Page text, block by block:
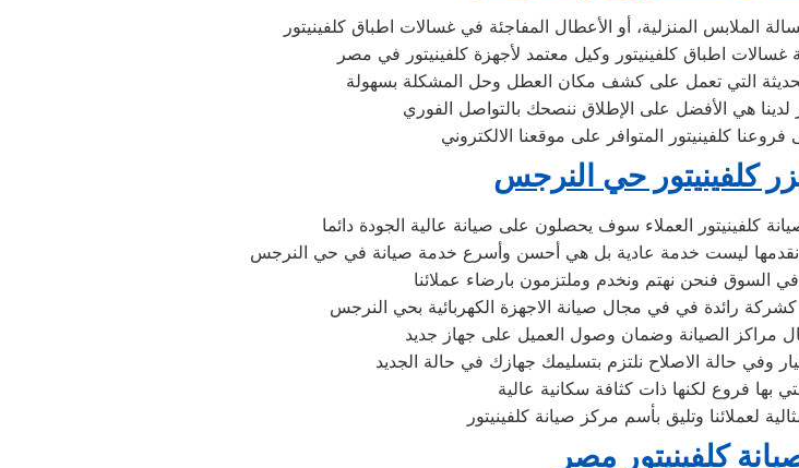
المنزلية، أو الأعطال المفاجئة في غسالات اطباق كلفينيتور
التي تعمل على كشف مكان العطل وحل المشكلة بسهولة
لدينا هي الأفضل على الإطلاق ننصحك بالتواصل الفوري
كلفينيتور حي النرجس
كلفينيتور العملاء سوف يحصلون على صيانة عالية الجودة دائما
نقدمها ليست خدمة عادية بل هي أحسن وأسرع خدمة صيانة في حي النرجس
السوق فنحن نهتم ونخدم وملتزمون بارضاء عملائنا
رائدة في في مجال صيانة الاجهزة الكهربائية بحي النرجس
مراكز الصيانة وضمان وصول العميل على جهاز جديد
وفي حالة الاصلاح نلتزم بتسليمك جهازك في حالة الجديد
بها فروع لكنها ذات كثافة سكانية عالية
لعملائنا وتليق بأسم مركز صيانة كلفينيتور
كلفينيتور مصر